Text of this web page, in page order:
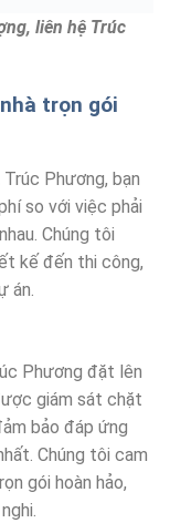
liên hệ Trúc
trọn gói
Phương, bạn
so với việc phải
Chúng tôi
kế đến thi công,
án.
Phương đặt lên
giám sát chặt
bảo đáp ứng
Chúng tôi cam
gói hoàn hảo,